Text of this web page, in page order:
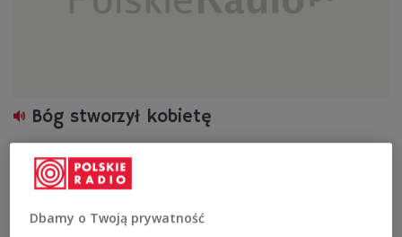
Bóg stworzył kobietę
Zobacz więcej na temat:
Dbamy o Twoją prywatność